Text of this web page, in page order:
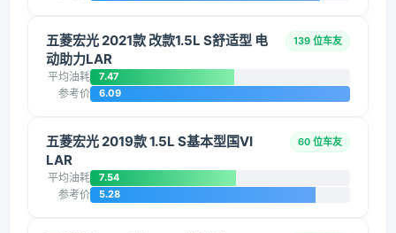
五菱宏光 2021款 改款1.5L S舒适型 电
动助力LAR
139 位车友
平均油耗 7.47
参考价 6.09
五菱宏光 2019款 1.5L S基本型国VI
LAR
60 位车友
平均油耗 7.54
参考价 5.28